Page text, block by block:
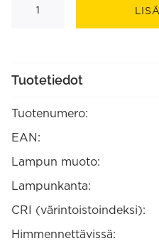
2200K
portainen
määrä
Tuotetiedot
Tuotenumero:
EAN:
Lampun muoto:
Lampunkanta:
CRI (värintoistoindeksi):
Himmennettävissä: